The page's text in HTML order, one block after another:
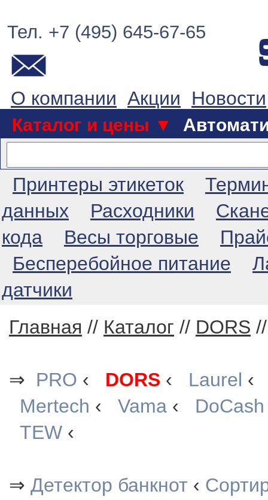
Тел. +7 (495) 645-67-65
О компании Акции Новости
Каталог и цены ▼
Принтеры этикеток
данных
Расходники
кода
Весы торговые
Бесперебойное питание
датчики
Главная // Каталог // DORS
⇒ PRO ‹ DORS ‹ Laurel
Mertech ‹ Vama ‹ DoCash
TEW ‹
⇒ Детектор банкнот ‹